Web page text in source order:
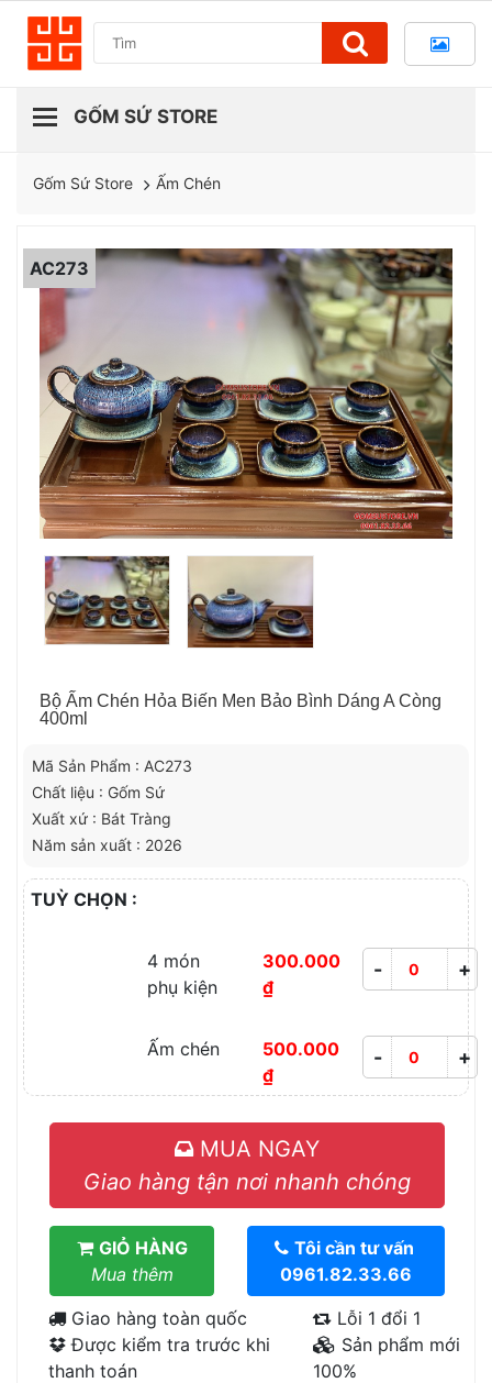
Gốm Sứ Store Ấm Chén
AC273
Bộ Ấm Chén Hỏa Biến Men Bảo Bình Dáng A Còng
400ml
Mã Sản Phẩm : AC273
Chất liệu : Gốm Sứ
Xuất xứ : Bát Tràng
Năm sản xuất : 2026
TUỲ CHỌN :
4 món
phụ kiện
300.000
₫
- +
Ấm chén
500.000
₫
- +
MUA NGAY
Giao hàng tận nơi nhanh chóng
GIỎ HÀNG
Mua thêm
Tôi cần tư vấn
0961.82.33.66
Giao hàng toàn quốc
Được kiểm tra trước khi
thanh toán
Lỗi 1 đổi 1
Sản phẩm mới
100%